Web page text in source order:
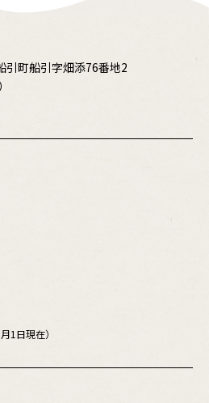
引町船引字畑添76番地2
）
1日現在）